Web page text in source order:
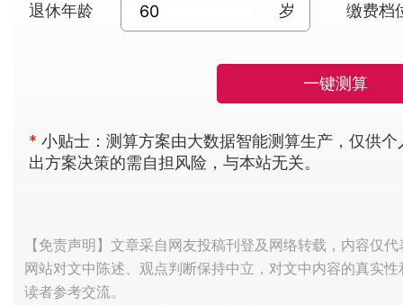
退休年龄 岁 缴费档
一键测算
* 小贴士：测算方案由大数据智能测算生产，仅供
出方案决策的需自担风险，与本站无关。
【免责声明】文章采自网友投稿刊登及网络转载，内容仅
网站对文中陈述、观点判断保持中立，对文中内容的真实
读者参考交流。